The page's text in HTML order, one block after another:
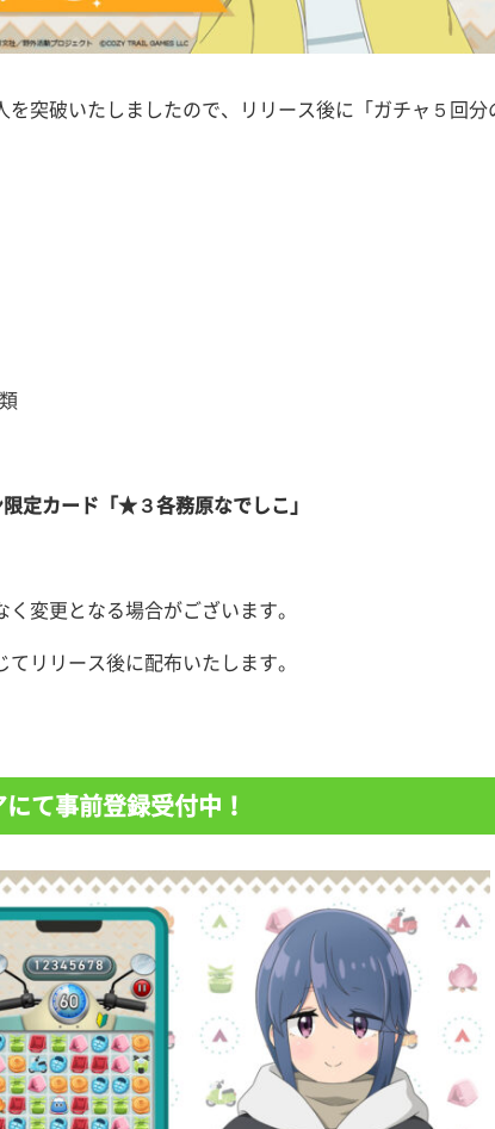
突破いたしましたので、リリース後に「ガチャ５回
定カード「★３各務原なでしこ」
変更となる場合がございます。
リリース後に配布いたします。
て事前登録受付中！